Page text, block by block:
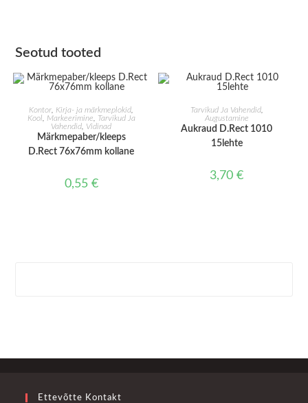
Seotud tooted
LISA KORVI
Kontor Kirja- ja märkmeplokid
Kool
Markeerimine
Tarvikud Ja
Vahendid Vidinad
Märkmepaber/kleeps
D.Rect 76x76mm kollane
0,55 €
LISA KORVI
Tarvikud Ja Vahendid,
Augustamine
Aukraud D.Rect 1010
15lehte
3,70€
Ettevõtte Kontakt